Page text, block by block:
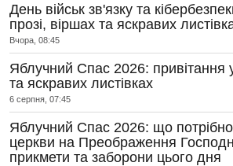
День військ зв'язку та
прозі, віршах та яскравих
Вчора, 08:45
Яблучний Спас 2026: привітання
та яскравих листівках
6 серпня, 07:45
Яблучний Спас 2026: що
церкви на Преображення
прикмети та заборони цього дня